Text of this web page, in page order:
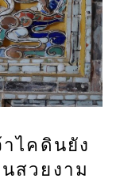
ไคดินยัง
สวยงาม